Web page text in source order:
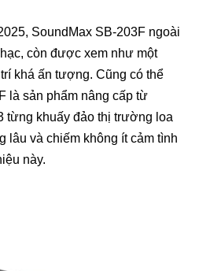
SoundMax SB-203F ngoài
còn được xem như một
khá ấn tượng. Cũng có thể
là sản phẩm nâng cấp từ
từng khuấy đảo thị trường loa
lâu và chiếm không ít cảm tình
này.